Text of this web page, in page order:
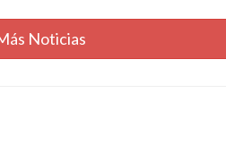
Noticias